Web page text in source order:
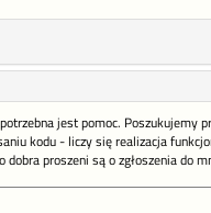
jest pomoc. Poszukujemy
kodu - liczy się realizacja
proszeni są o zgłoszenia do